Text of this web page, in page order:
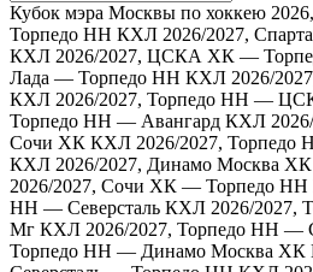
Кубок мэра Москвы по хоккею
Торпедо НН КХЛ 2026/2027,
КХЛ 2026/2027, ЦСКА ХК —
Лада — Торпедо НН КХЛ 2026/
КХЛ 2026/2027, Торпедо НН —
Торпедо НН — Авангард КХЛ
Сочи ХК КХЛ 2026/2027, Торпедо
КХЛ 2026/2027, Динамо Москва
2026/2027, Сочи ХК — Торпедо НН
НН — Северсталь КХЛ 2026/2027,
Мг КХЛ 2026/2027, Торпедо НН —
Торпедо НН — Динамо Москва ХК